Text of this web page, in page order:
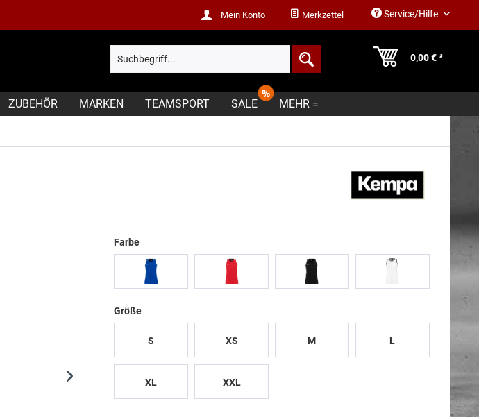
Merkzettel
Mein Konto Service/Hilfe
0,00 € *
ZUBEHÖR MARKEN TEAMSPORT SALE MEHR =
Farbe
Größe
S XS M L
XL XXL